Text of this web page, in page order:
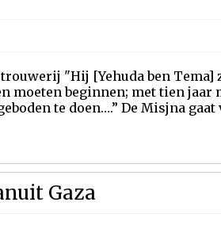
"Hij [Yehuda ben Tema]
moeten beginnen; met tien jaar
te doen….” De Misjna gaat
Gaza